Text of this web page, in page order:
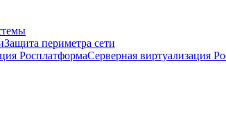
Защита периметра сети
Серверная виртуализация